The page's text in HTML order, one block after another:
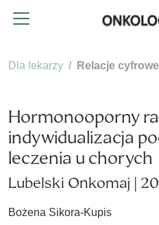
Dla lekarzy Relacje cyfrowe
Hormonooporny
indywidualizacja
leczenia u chorych
Lubelski Onkomaj |
Bożena Sikora-Kupis